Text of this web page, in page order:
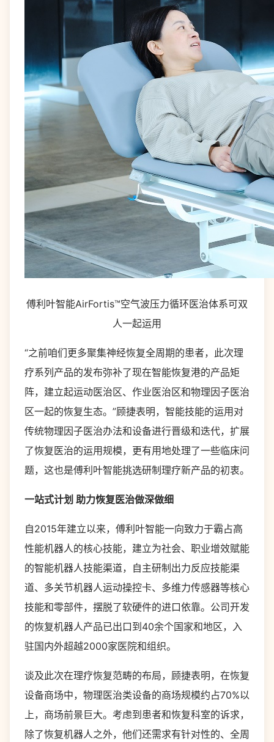
傅利叶智能AirFortis™空气波压力循环医治体系可双
人一起运用
“之前咱们更多聚集神经恢复全周期的患者，此次理
疗系列产品的发布弥补了现在智能恢复港的产品矩
阵，建立起运动医治区、作业医治区和物理因子医治
区一起的恢复生态。”顾捷表明，智能技能的运用对
传统物理因子医治办法和设备进行晋级和迭代，扩展
了恢复医治的运用规模，更有用地处理了一些临床问
题，这也是傅利叶智能挑选研制理疗新产品的初衷。
一站式计划 助力恢复医治做深做细
自2015年建立以来，傅利叶智能一向致力于霸占高
性能机器人的核心技能，建立为社会、职业增效赋能
的智能机器人技能渠道，自主研制出力反应技能渠
道、多关节机器人运动操控卡、多维力传感器等核心
技能和零部件，摆脱了软硬件的进口依靠。公司开发
的恢复机器人产品已出口到40余个国家和地区，入
驻国内外超越2000家医院和组织。
谈及此次在理疗恢复范畴的布局，顾捷表明，在恢复
设备商场中，物理医治类设备的商场规模约占70%以
上，商场前景巨大。考虑到患者和恢复科室的诉求，
除了恢复机器人之外，他们还需求有针对性的、全周